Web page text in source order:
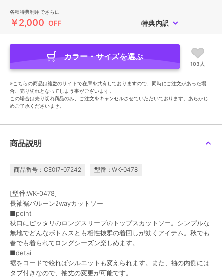
各種特典利用でさらに
￥2,000 OFF 特典内訳
カラー・サイズを選ぶ
103人
※こちらの商品は複数のサイトで在庫を共有しておりますので、同時にご注文があった場
合、売り切れとなってしまう事がございます。
この場合は売り切れ商品のみ、ご注文をキャンセルさせていただいております。あらかじ
めご了承くださいませ。
商品説明
商品番号：CE017-07242 型番：WK-0478
[型番:WK-0478]
長袖裾バルーン2wayカットソー
■point
秋口にピッタリのロングスリーブのトップスカットソー。シンプルな
無地でどんなボトムスとも相性抜群の着回しが効くアイテム。秋でも
春でも着られてロングシーズン楽しめます。
■detail
裾をコードで絞ればシルエットも変えられます。また、袖の内側には
タブ付きなので、袖丈の変更が可能です。